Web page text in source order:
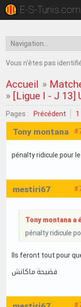
E-S-Tunis.com
Vous n'êtes pas
Accueil »
» [Ligue I - J 13]
Pages : Précédent 1
Tony montana
pénalty ridicule pour le
mestiri67
Tony montana a
pénalty ridicule
Ils feront tout pour
فضيحة ماكانش